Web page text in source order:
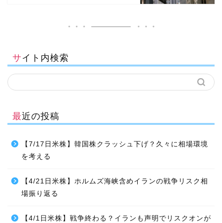
サイト内検索
最近の投稿
【7/17日米株】韓国株クラッシュ下げ？久々に相場環境
を考える
【4/21日米株】ホルムズ海峡含めイランの戦争リスク相
場振り返る
【4/1日米株】戦争終わる？イランも声明でリスクオンが